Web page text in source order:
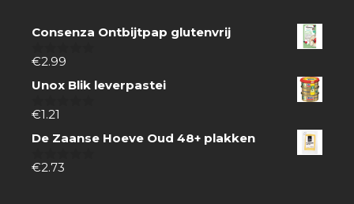
Consenza Ontbijtpap glutenvrij
0
5
€2.99
Unox Blik leverpastei
0
5
€1.21
De Zaanse Hoeve Oud 48+ plakken
0
€2.73